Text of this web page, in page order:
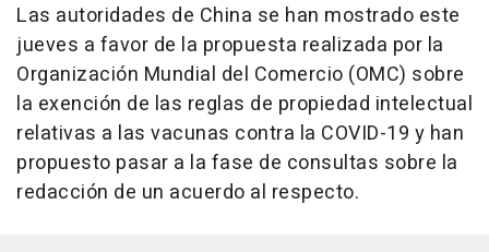
Las autoridades de China se han mostrado este
jueves a favor de la propuesta realizada por la
Organización Mundial del Comercio (OMC) sobre
la exención de las reglas de propiedad intelectual
relativas a las vacunas contra la COVID-19 y han
propuesto pasar a la fase de consultas sobre la
redacción de un acuerdo al respecto.